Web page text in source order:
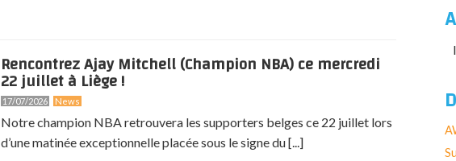
Rencontrez Ajay Mitchell (Champion NBA) ce mercredi
22 juillet à Liège !
17/07/2026 News
Notre champion NBA retrouvera les supporters belges ce 22 juillet lors
d’une matinée exceptionnelle placée sous le signe du [...]